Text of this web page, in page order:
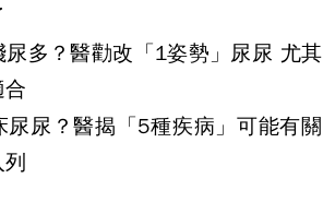
多？醫勸改「1姿勢」尿尿 尤其
尿尿？醫揭「5種疾病」可能有關